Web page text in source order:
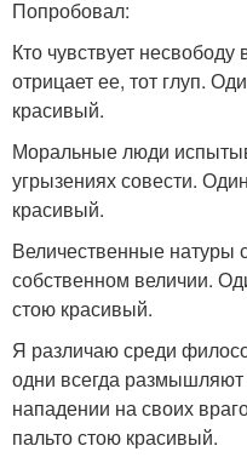
Попробовал:
Кто чувствует
отрицает ее, тот глуп.
красивый.
Моральные люди
угрызениях совести.
красивый.
Величественные натуры
собственном величии.
стою красивый.
Я различаю среди
одни всегда
нападении на своих
пальто стою красивый.